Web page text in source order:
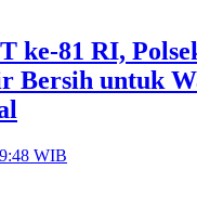
ke-81 RI,
Bersih untuk
WIB